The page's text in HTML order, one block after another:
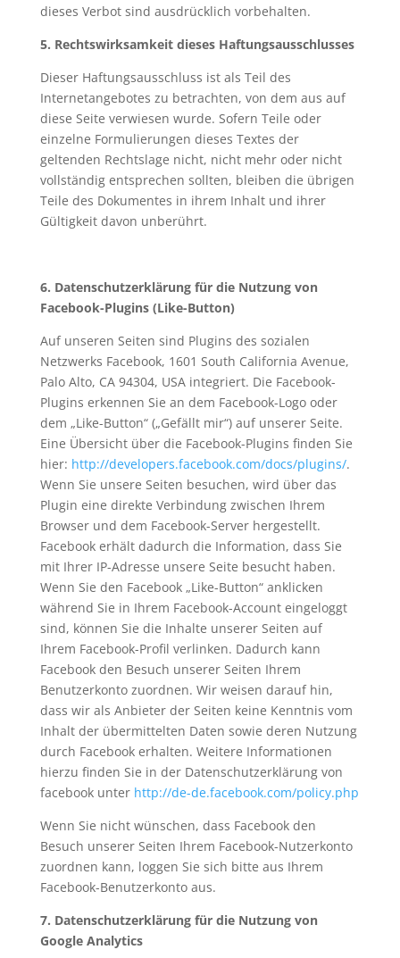
dieses Verbot sind ausdrücklich vorbehalten.
5. Rechtswirksamkeit dieses Haftungsausschlusses
Dieser Haftungsausschluss ist als Teil des
Internetangebotes zu betrachten, von dem aus auf
diese Seite verwiesen wurde. Sofern Teile oder
einzelne Formulierungen dieses Textes der
geltenden Rechtslage nicht, nicht mehr oder nicht
vollständig entsprechen sollten, bleiben die übrigen
Teile des Dokumentes in ihrem Inhalt und ihrer
Gültigkeit davon unberührt.
6. Datenschutzerklärung für die Nutzung von
Facebook-Plugins (Like-Button)
Auf unseren Seiten sind Plugins des sozialen
Netzwerks Facebook, 1601 South California Avenue,
Palo Alto, CA 94304, USA integriert. Die Facebook-
Plugins erkennen Sie an dem Facebook-Logo oder
dem „Like-Button“ („Gefällt mir“) auf unserer Seite.
Eine Übersicht über die Facebook-Plugins finden Sie
hier: http://developers.facebook.com/docs/plugins/.
Wenn Sie unsere Seiten besuchen, wird über das
Plugin eine direkte Verbindung zwischen Ihrem
Browser und dem Facebook-Server hergestellt.
Facebook erhält dadurch die Information, dass Sie
mit Ihrer IP-Adresse unsere Seite besucht haben.
Wenn Sie den Facebook „Like-Button“ anklicken
während Sie in Ihrem Facebook-Account eingeloggt
sind, können Sie die Inhalte unserer Seiten auf
Ihrem Facebook-Profil verlinken. Dadurch kann
Facebook den Besuch unserer Seiten Ihrem
Benutzerkonto zuordnen. Wir weisen darauf hin,
dass wir als Anbieter der Seiten keine Kenntnis vom
Inhalt der übermittelten Daten sowie deren Nutzung
durch Facebook erhalten. Weitere Informationen
hierzu finden Sie in der Datenschutzerklärung von
facebook unter http://de-de.facebook.com/policy.php
Wenn Sie nicht wünschen, dass Facebook den
Besuch unserer Seiten Ihrem Facebook-Nutzerkonto
zuordnen kann, loggen Sie sich bitte aus Ihrem
Facebook-Benutzerkonto aus.
7. Datenschutzerklärung für die Nutzung von
Google Analytics